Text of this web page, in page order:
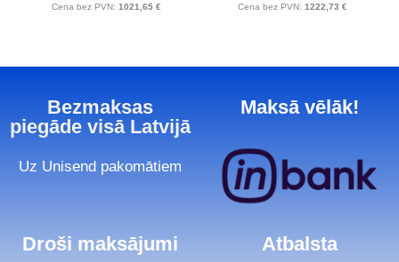
Cena bez PVN: 1021,65 € Cena bez PVN: 1222,73 €
Bezmaksas
piegāde visā Latvijā
Uz Unisend pakomātiem
Maksā vēlāk!
Droši maksājumi Atbalsta